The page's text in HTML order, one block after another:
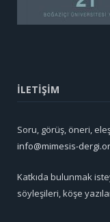
İLETİŞİM
Soru, görüş, öneri,
info@mimesis-
Katkıda bulunmak
söyleşileri, köşe